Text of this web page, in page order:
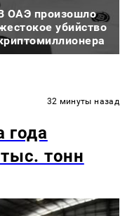
ОАЭ произошло
убийство
32 минуты назад
года
тонн